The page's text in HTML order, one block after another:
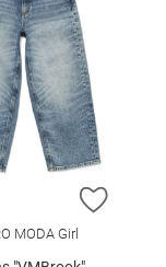
HINZUFÜGEN
ZUR
MODA Girl